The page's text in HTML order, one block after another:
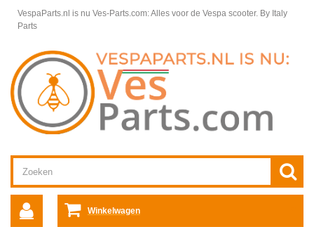
VespaParts.nl is nu Ves-Parts.com: Alles voor de Vespa scooter. By Italy
Parts
Winkelwagen